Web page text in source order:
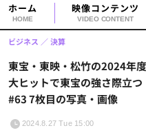
ホーム
HOME
映像コンテンツ
VIDEO CONTENT
東宝・東映・松竹の2024年
大ヒットで東宝の強さ際立つ
#63 7枚目の写真・画像
ビジネス 決算
2024.8.27 Tue 15:00